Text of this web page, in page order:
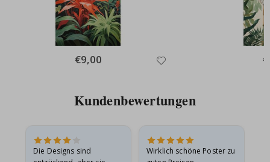
Special
Price
€9,00
Kundenbewertungen
Die Designs sind
Wirklich schöne Poster zu